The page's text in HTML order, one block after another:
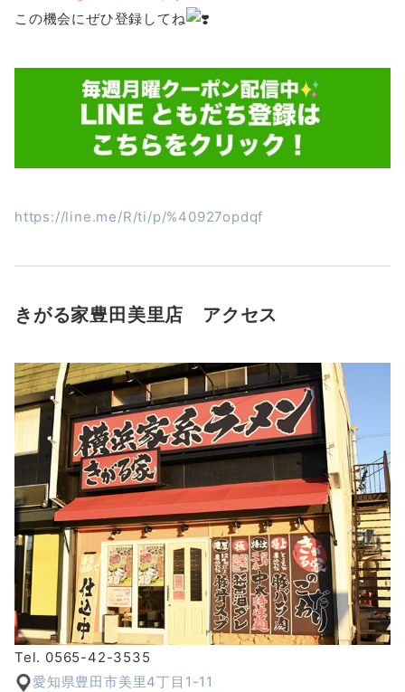
この機会にぜひ登録してね
https://line.me/R/ti/p/%40927opdqf
きがる家豊田美里店 アクセス
Tel. 0565-42-3535
愛知県豊田市美里4丁目1-11